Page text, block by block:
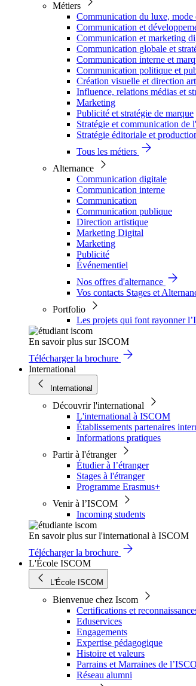
Métiers
Communication du luxe, mode
Communication et
Communication et marketing
Communication globale et
Communication interne et
Communication politique et
Création visuelle et direction
Influence, relations médias et
Marketing
Publicité et stratégie de marque
Stratégie et communication de
Stratégie éditoriale et
Tous les métiers
Alternance
Communication digitale
Communication interne
Communication
Communication publique
Direction artistique
Marketing Digital
Marketing
Publicité
Événementiel
Nos offres d'alternance
Vos contacts Stages et
Portfolio
Les projets qui font rayonner
En savoir plus sur ISCOM
Télécharger la brochure
International
International
Découvrir l'international
L'international à ISCOM
Établissements partenaires
Informations pratiques
Partir à l'étranger
Étudier à l’étranger
Stages à l'étranger
Programme Erasmus+
Venir à l’ISCOM
Incoming students
En savoir plus sur l'international à ISCOM
Télécharger la brochure
L'École ISCOM
L'École ISCOM
Bienvenue chez Iscom
Certifications et
Eduservices
Engagements
Expertise pédagogique
Histoire et valeurs
Parrains et Marraines de
Réseau alumni